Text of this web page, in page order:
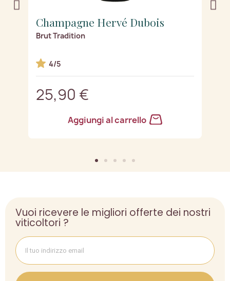
Champagne Hervé Dubois
Brut Tradition
4/5
25,90 €
Aggiungi al carrello
Vuoi ricevere le migliori offerte dei nostri
viticoltori ?